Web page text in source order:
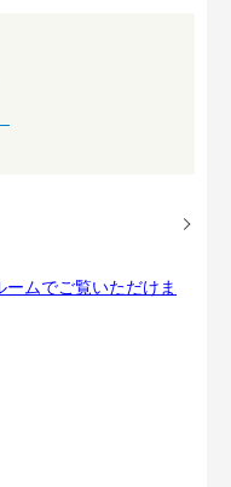
ムでご覧いただけま